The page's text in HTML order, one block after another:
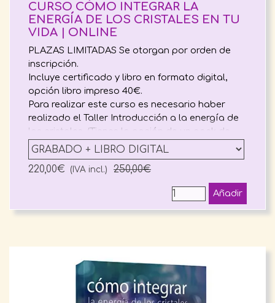
CURSO CÓMO INTEGRAR LA
ENERGÍA DE LOS CRISTALES EN TU
VIDA | ONLINE
PLAZAS LIMITADAS Se otorgan por orden de
inscripción.
Incluye certificado y libro en formato digital,
opción libro impreso 40€.
Para realizar este curso es necesario haber
realizado el Taller Introducción a la energía de
los cristales. (Tienes la opción de un pack de
dos cursos)
220,00€ (IVA incl.) Precio sin descuento
250,00€
Añadir